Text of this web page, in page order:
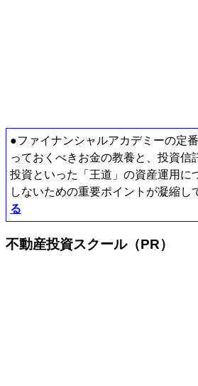
●ファイナンシャルアカデミーの定
っておくべきお金の教養と、投資信
投資といった「王道」の資産運用に
しないための重要ポイントが凝縮し
る
不動産投資スクール（PR）